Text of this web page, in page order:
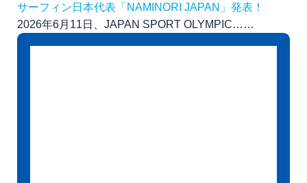
サーフィン日本代表「NAMINORI JAPAN」発表！
2026年6月11日、JAPAN SPORT OLYMPIC……